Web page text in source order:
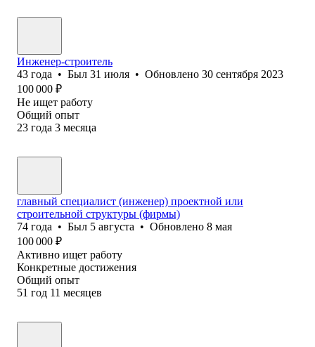
Инженер-строитель
43 года • Был 31 июля • Обновлено 30 сентября 2023
100 000 ₽
Не ищет работу
Общий опыт
23 года 3 месяца
главный специалист (инженер) проектной или
строительной структуры (фирмы)
74 года • Был 5 августа • Обновлено 8 мая
100 000 ₽
Активно ищет работу
Конкретные достижения
Общий опыт
51 год 11 месяцев